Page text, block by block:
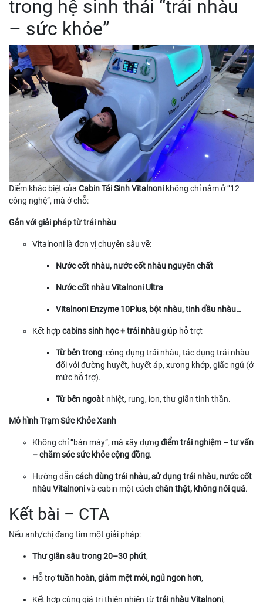
trong hệ sinh thái “trái nhàu
– sức khỏe”
Điểm khác biệt của Cabin Tái Sinh Vitalnoni không chỉ nằm ở “12
công nghệ”, mà ở chỗ:
Gắn với giải pháp từ trái nhàu
Vitalnoni là đơn vị chuyên sâu về:
Nước cốt nhàu, nước cốt nhàu nguyên chất
Nước cốt nhàu Vitalnoni Ultra
Vitalnoni Enzyme 10Plus, bột nhàu, tinh dầu nhàu…
Kết hợpcabins sinh học + trái nhàugiúp hỗ trợ:
Từ bên trong: công dụng trái nhàu, tác dụng trái nhàu
đối với đường huyết, huyết áp, xương khớp, giấc ngủ (ở
mức hỗ trợ).
Từ bên ngoài: nhiệt, rung, ion, thư giãn tinh thần.
Mô hình Trạm Sức Khỏe Xanh
Không chỉ “bán máy”, mà xây dựng điểm trải nghiệm – tư vấn
– chăm sóc sức khỏe cộng đồng.
Hướng dẫn cách dùng trái nhàu, sử dụng trái nhàu, nước cốt
nhàu Vitalnonivà cabin một cách chân thật, không nói quá.
Kết bài – CTA
Nếu anh/chị đang tìm một giải pháp:
Thư giãn sâu trong 20–30 phút,
Hỗ trợtuần hoàn, giảm mệt mỏi, ngủ ngon hơn,
Kết hợp cùng giá trị thiên nhiên từtrái nhàu Vitalnoni,